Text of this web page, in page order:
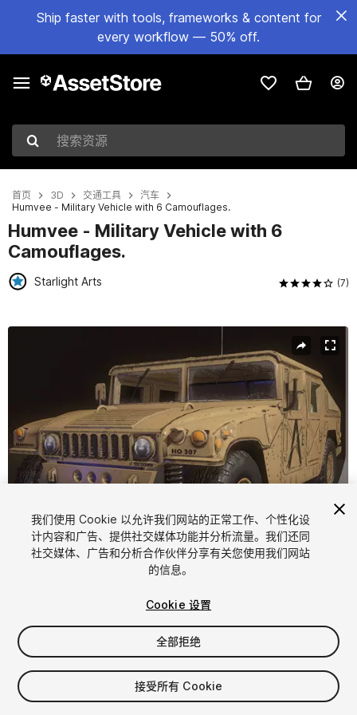
Ship faster with tools, frameworks & content for
every workflow — 50% off.
搜索资源
首页 3D 交通工具
汽车
Humvee - Military Vehicle with 6 Camouflages.
Humvee - Military Vehicle with 6
Camouflages.
Starlight Arts (7)
1/12
$25
我们使用 Cookie 以允许我们网站的正常工作、个性化设
计内容和广告、提供社交媒体功能并分析流量。我们还同
社交媒体、广告和分析合作伙伴分享有关您使用我们网站
的信息。
Cookie 设置
全部拒绝
接受所有 Cookie